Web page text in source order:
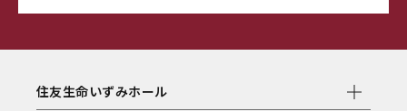
住友生命いずみホール